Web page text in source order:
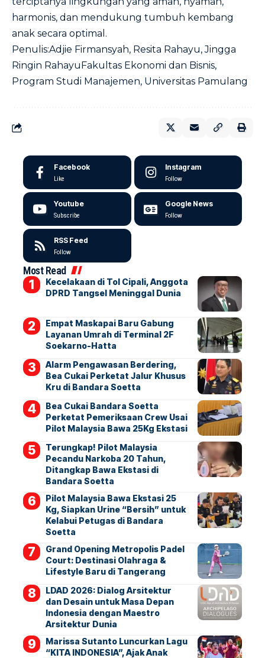
harmonis, dan mendukung tumbuh kembang
anak secara optimal.
Penulis:Adjie Firmansyah, Resita Rahayu, Jingga
Ringin RahayuFakultas Ekonomi dan Bisnis,
Program Studi Manajemen, Universitas Pamulang
Facebook
Like
Instagram
Follow
Youtube
Subscribe
Google News
Follow
RSS Feed
Follow
Most Read
Kecelakaan di Tol Cipali, Anggota
DPRD Tangsel Meninggal Dunia
Empat Maskapai Baru Gabung
Layanan Umrah di Terminal 2F
Soekarno-Hatta
Alarm Pengawasan Berdering,
Bea Cukai Perketat Jalur Khusus
Kru di Bandara Soetta
Bea Cukai Bandara Soetta
Perketat Pemeriksaan Crew Usai
Pilot Malaysia Bawa 25Kg Ekstasi
Terungkap! Pilot Malaysia
Pecandu Narkoba 20 Tahun,
Ditangkap Bawa Ekstasi di
Bandara Soetta
Pilot Malaysia Bawa Ekstasi 25
Kg, Siapkan Urine “Bersih” untuk
Kelabui Petugas di Bandara
Soetta
Grand Opening Metropolis Padel
Court: Destinasi Olahraga &
Lifestyle Baru di Tangerang
LDAD 2026: Dialog Arsitektur
dan Desain untuk Masa Depan
Indonesia dengan Maestro
Arsitektur Dunia
Marissa Sutanto Luncurkan Lagu
“KITA INDONESIA”, Ajak Anak